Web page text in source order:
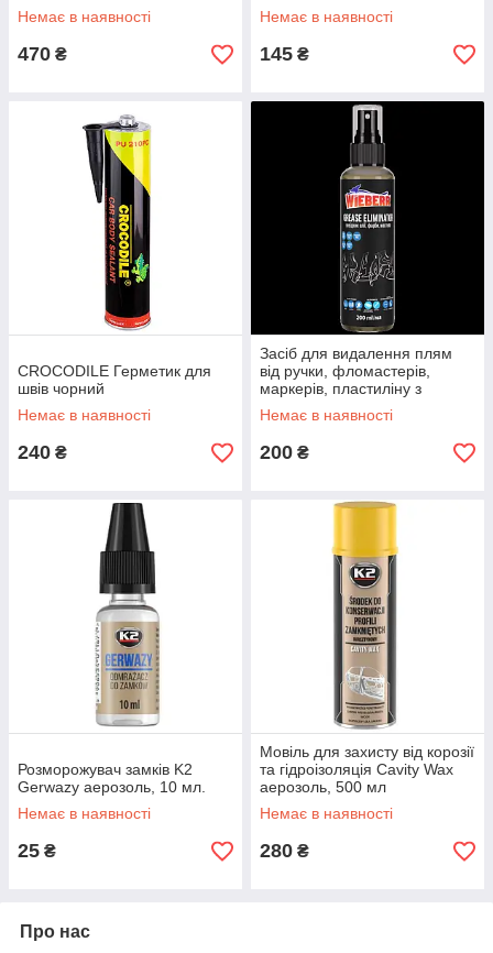
Немає в наявності
470 ₴
Немає в наявності
145 ₴
CROCODILE Герметик для
швів чорний
Немає в наявності
240 ₴
Засіб для видалення плям
від ручки, фломастерів,
маркерів, пластиліну з
текстильних виробів Wieberr
Grease Eliminator 200 мл
Немає в наявності
200 ₴
Розморожувач замків K2
Gerwazy аерозоль, 10 мл.
Немає в наявності
25 ₴
Мовіль для захисту від корозії
та гідроізоляція Cavity Wax
аерозоль, 500 мл
Немає в наявності
280 ₴
Про нас